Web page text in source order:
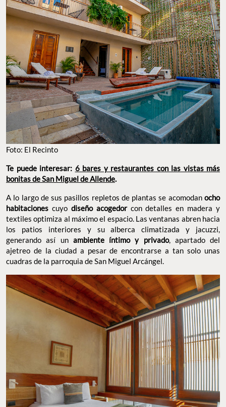
Foto: El Recinto
Te puede interesar: 6 bares y restaurantes con las vistas más
bonitas de San Miguel de Allende.
A lo largo de sus pasillos repletos de plantas se acomodanocho
habitaciones cuyo diseño acogedorcon detalles en madera y
textiles optimiza al máximo el espacio. Las ventanas abren hacia
los patios interiores y su alberca climatizada y jacuzzi,
generando así un ambiente íntimo y privado, apartado del
ajetreo de la ciudad a pesar de encontrarse a tan solo unas
cuadras de la parroquia de San Miguel Arcángel.